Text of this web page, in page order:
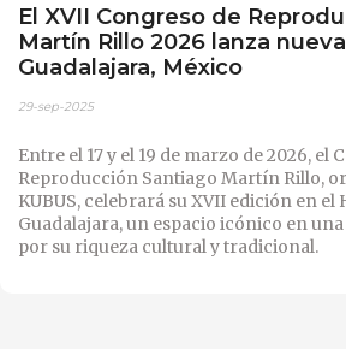
El XVII Congreso de
Martín Rillo 2026 lanza
Guadalajara, México
29-sep-2025
Entre el 17 y el 19 de marzo de 2026, el
Reproducción Santiago Martín Rillo,
KUBUS, celebrará su XVII edición en el
Guadalajara, un espacio icónico en
por su riqueza cultural y tradicional.